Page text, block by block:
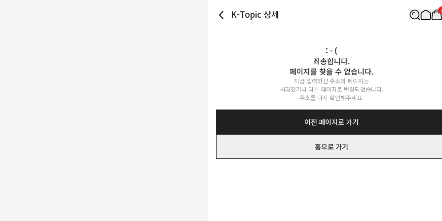
K-Topic 상세
: - (
죄송합니다.
페이지를 찾을 수 없습니다.
지금 입력하신 주소의 페이지는
사라졌거나 다른 페이지로 변경되었습니다.
주소를 다시 확인해주세요.
이전 페이지로 가기
홈으로 가기